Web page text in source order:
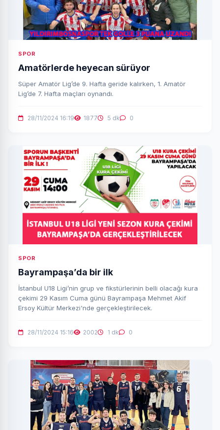
SPOR
Amatörlerde heyecan sürüyor
Süper Amatör Lig’de 9. Hafta geride kalırken, 1. Amatör
Lig’de 7. Hafta maçları oynandı.
28/11/2024 16:19 1877 5 dk 0
SPOR
Bayrampaşa’da bir ilk
İstanbul U18 Ligi’nin grup ve fikstürlerinin belli olacağı kura
çekimi 29 Kasım Cuma günü Bayrampaşa Mehmet Akif
Ersoy Kültür Merkezi'nde gerçekleştirilecek.
28/11/2024 15:16 2002 1 dk 0